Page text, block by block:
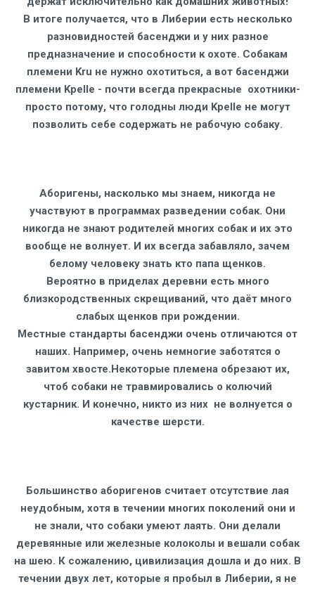
В итоге получается, что в Либерии есть несколько
разновидностей басенджи и у них разное
предназначение и способности к охоте. Собакам
племени Kru не нужно охотиться, а вот басенджи
племени Kpelle - почти всегда прекрасные охотники-
просто потому, что голодны люди Kpelle не могут
позволить себе содержать не рабочую собаку.
Аборигены, насколько мы знаем, никогда не
участвуют в программах разведении собак. Они
никогда не знают родителей многих собак и их это
вообще не волнует. И их всегда забавляло, зачем
белому человеку знать кто папа щенков.
Вероятно в приделах деревни есть много
близкородственных скрещиваний, что даёт много
слабых щенков при рождении.
Местные стандарты басенджи очень отличаются от
наших. Например, очень немногие заботятся о
завитом хвосте.Некоторые племена обрезают их,
чтоб собаки не травмировались о колючий
кустарник. И конечно, никто из них не волнуется о
качестве шерсти.
Большинство аборигенов считает отсутствие лая
неудобным, хотя в течении многих поколений они и
не знали, что собаки умеют лаять. Они делали
деревянные или железные колоколы и вешали собак
на шею. К сожалению, цивилизация дошла и до них. В
течении двух лет, которые я пробыл в Либерии, я не